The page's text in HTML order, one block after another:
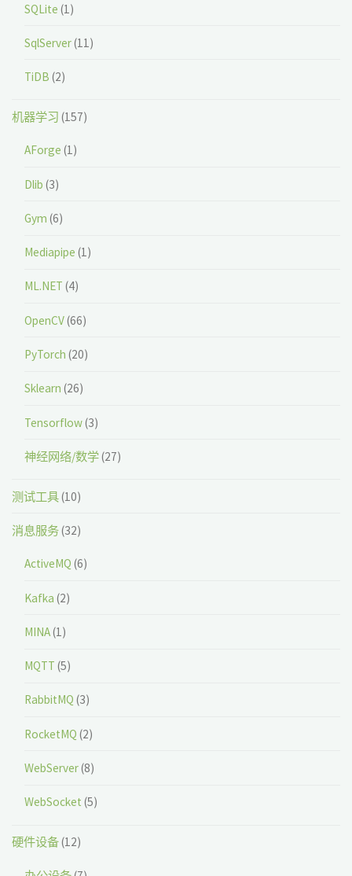
SQLite (1)
SqlServer(11)
TiDB (2)
机器学习 (157)
AForge (1)
Dlib (3)
Gym (6)
Mediapipe (1)
ML.NET (4)
OpenCV(66)
PyTorch (20)
Sklearn (26)
Tensorflow(3)
神经网络/数学(27)
测试工具(10)
消息服务(32)
ActiveMQ (6)
Kafka (2)
MINA(1)
MQTT (5)
RabbitMQ (3)
RocketMQ (2)
WebServer(8)
WebSocket (5)
硬件设备(12)